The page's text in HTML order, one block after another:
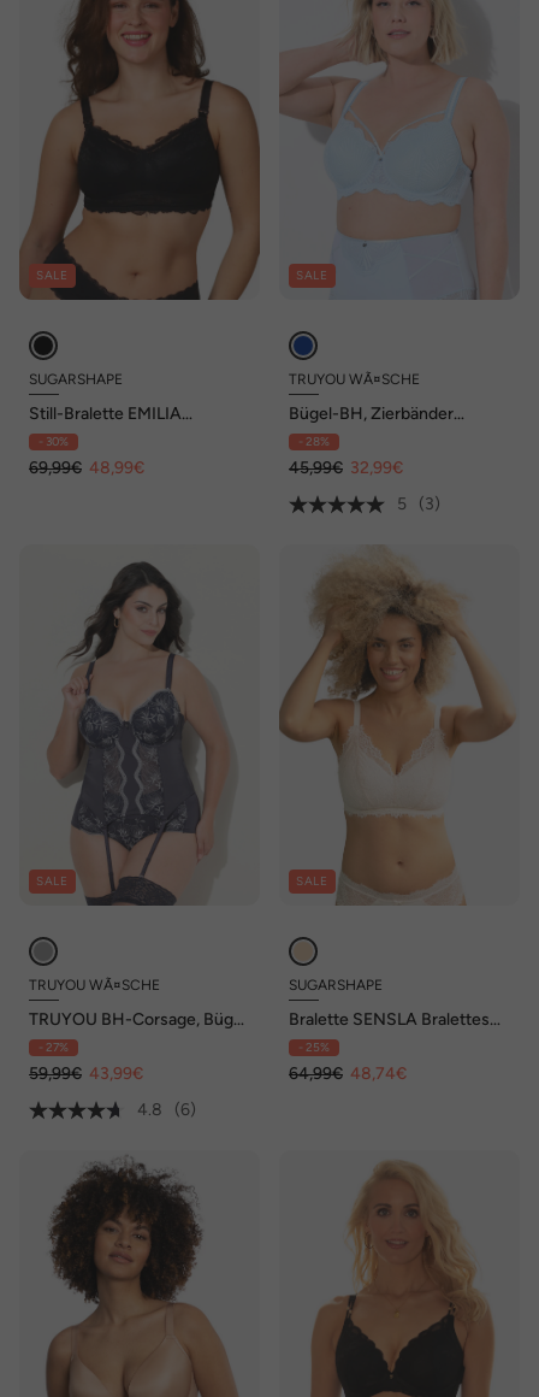
SALE
SUGARSHAPE
Still-Bralette EMILIA
Bralettes,Still-BHs
Spitze,ohne Bügel
- 30%
69,99€ 48,99€
SALE
TRUYOU WÃ¤SCHE
Bügel-BH, Zierbänder
abnehmbar, Softcups, Cup B
- F- 28%
45,99€ 32,99€
5
(3)
SALE
TRUYOU WÃ¤SCHE
TRUYOU BH-Corsage, Bügel,
Stickerei, Softschalen, Cup B
- E- 27%
59,99€ 43,99€
4.8
(6)
SALE
SUGARSHAPE
Bralette SENSLA Bralettes
Spitzen-BHs,bügellose BHs
- 25%
64,99€ 48,74€